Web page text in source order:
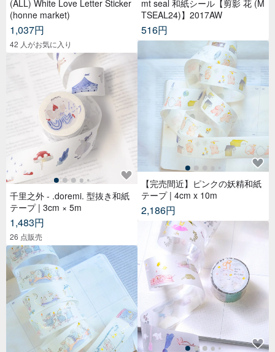
(ALL) White Love Letter Sticker
(honne market)
1,037円
42 人がお気に入り
千里之外 - .doremi. 型抜き和紙
テープ | 3cm × 5m
1,483円
26 点販売
mt seal 和紙シール【剪影 花 (M
TSEAL24)】2017AW
516円
【完売間近】ピンクの妖精和紙
テープ | 4cm x 10m
2,186円